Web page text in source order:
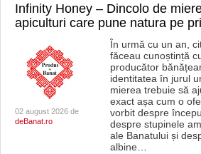
Infinity Honey – Dincolo de
apiculturi care pune natura pe
02 august 2026 de
deBanat.ro
În urmă cu un an,
făceau cunoștință
producător
identitatea în jurul
mierea trebuie să
exact așa cum o
vorbit despre
despre stupinele
ale Banatului și
albine…